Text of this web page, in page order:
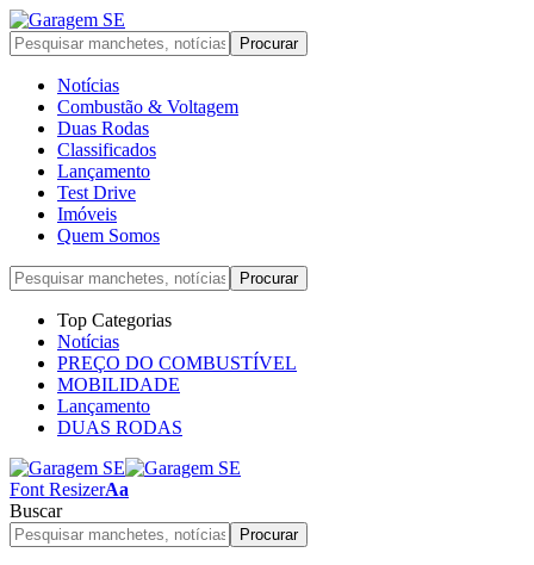
Notícias
Combustão & Voltagem
Duas Rodas
Classificados
Lançamento
Test Drive
Imóveis
Quem Somos
Top Categorias
Notícias
PREÇO DO COMBUSTÍVEL
MOBILIDADE
Lançamento
DUAS RODAS
Font ResizerAa
Buscar